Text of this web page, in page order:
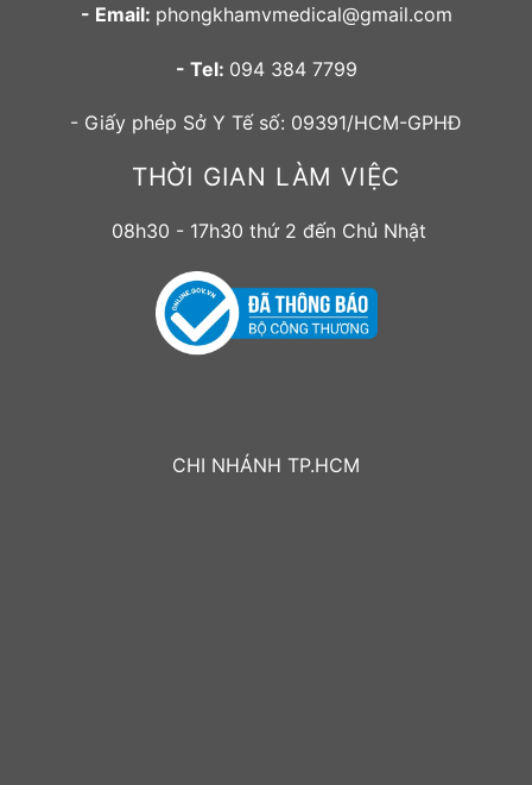
- Email: phongkhamvmedical@gmail.com
- Tel: 094 384 7799
- Giấy phép Sở Y Tế số: 09391/HCM-GPHĐ
THỜI GIAN LÀM VIỆC
08h30 - 17h30 thứ 2 đến Chủ Nhật
CHI NHÁNH TP.HCM